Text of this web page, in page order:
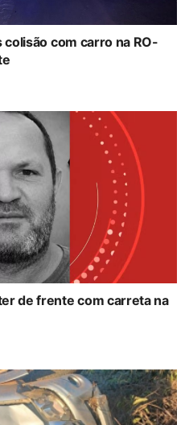
com carro na RO-
de frente com carreta na